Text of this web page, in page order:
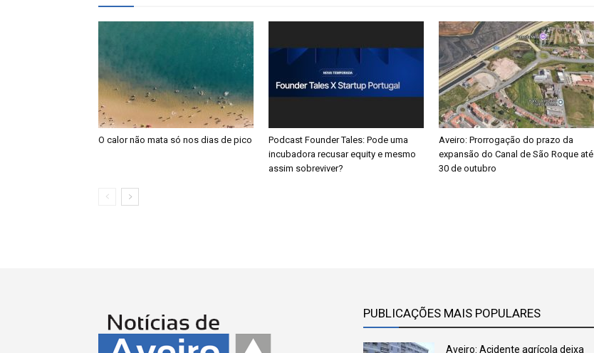
O calor não mata só nos dias de pico
Podcast Founder Tales: Pode uma
incubadora recusar equity e mesmo
assim sobreviver?
Aveiro: Prorrogação do prazo da
expansão do Canal de São Roque até
30 de outubro
PUBLICAÇÕES MAIS POPULARES
Aveiro: Acidente agrícola deixa